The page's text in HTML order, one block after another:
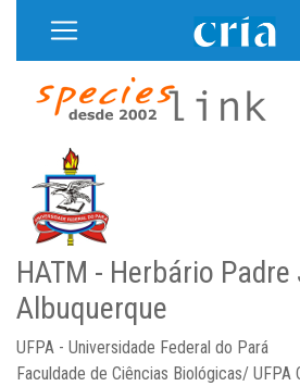
HATM - Herbário
Albuquerque
UFPA - Universidade Federal do Pará
Faculdade de Ciências Biológicas/ UFPA